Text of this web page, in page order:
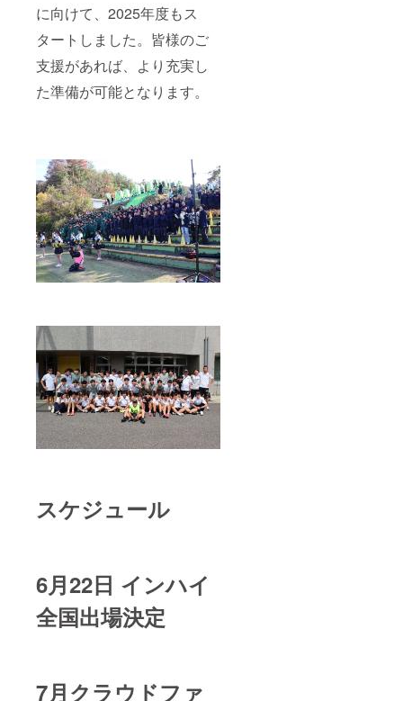
に向けて、2025年度もス
タートしました。皆様のご
支援があれば、より充実し
た準備が可能となります。
スケジュール
6月22日 インハイ
全国出場決定
7月クラウドファ